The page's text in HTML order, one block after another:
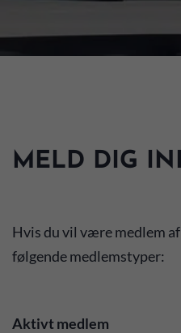
MELD DIG
Hvis du vil være medlem
følgende medlemstyper:
Aktivt medlem